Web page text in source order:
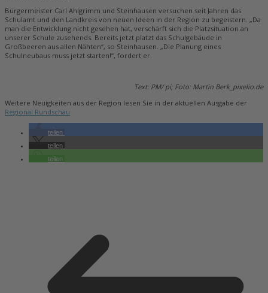
Bürgermeister Carl Ahlgrimm und Steinhausen versuchen seit Jahren das
Schulamt und den Landkreis von neuen Ideen in der Region zu begeistern. „Da
man die Entwicklung nicht gesehen hat, verschärft sich die Platzsituation an
unserer Schule zusehends. Bereits jetzt platzt das Schulgebäude in
Großbeeren aus allen Nähten“, so Steinhausen. „Die Planung eines
Schulneubaus muss jetzt starten!“, fordert er.
Text: PM/ pi; Foto: Martin Berk_pixelio.de
Weitere Neuigkeiten aus der Region lesen Sie in der aktuellen Ausgabe der
Regional Rundschau
teilen
teilen
teilen